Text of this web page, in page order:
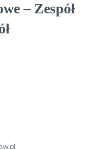
– Zespół